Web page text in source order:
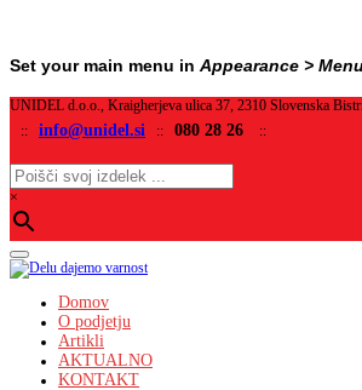
Set your main menu in Appearance >
UNIDEL d.o.o., Kraigherjeva ulica 37, 2310 Slovenska
:: info@unidel.si :: 080 28 26 ::
×
Domov
O podjetju
Artikli
AKTUALNO
KONTAKT